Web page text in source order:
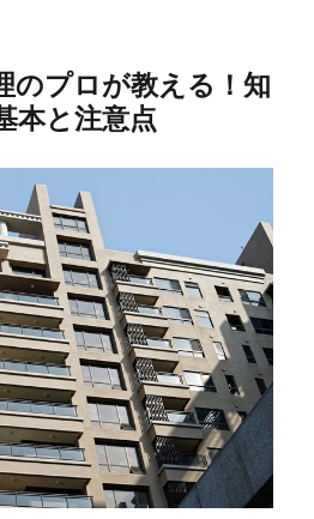
のプロが教える！知
本と注意点